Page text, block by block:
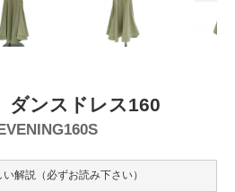
ンスドレス160
解説（必ずお読み下さい）